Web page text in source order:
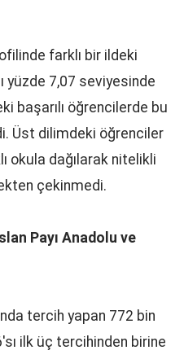
farklı bir ildeki
yüzde 7,07 seviyesinde
başarılı öğrencilerde bu
Üst dilimdeki öğrenciler
okula dağılarak nitelikli
çekinmedi.
Payı Anadolu ve
tercih yapan 772 bin
ilk üç tercihinden birine